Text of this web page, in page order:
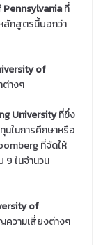
ที่
ลักสูตรนี้บอกว่า
of
างๆ
Universityที่ซึ่ง
ในการศึกษาหรือ
ที่จัดให้
9 ในจำนวน
of
ความเสี่ยงต่างๆ